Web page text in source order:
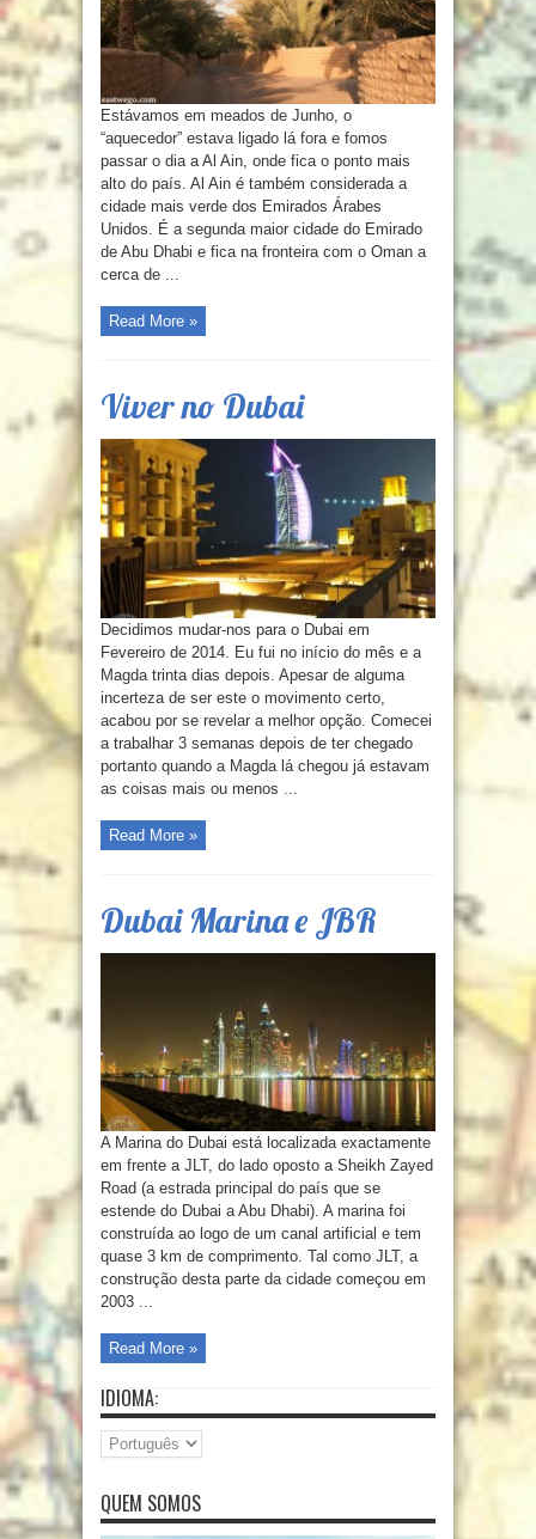
Estávamos em meados de Junho, o
“aquecedor” estava ligado lá fora e fomos
passar o dia a Al Ain, onde fica o ponto mais
alto do país. Al Ain é também considerada a
cidade mais verde dos Emirados Árabes
Unidos. É a segunda maior cidade do Emirado
de Abu Dhabi e fica na fronteira com o Oman a
cerca de ...
Read More »
Viver no Dubai
Decidimos mudar-nos para o Dubai em
Fevereiro de 2014. Eu fui no início do mês e a
Magda trinta dias depois. Apesar de alguma
incerteza de ser este o movimento certo,
acabou por se revelar a melhor opção. Comecei
a trabalhar 3 semanas depois de ter chegado
portanto quando a Magda lá chegou já estavam
as coisas mais ou menos ...
Read More »
Dubai Marina e JBR
A Marina do Dubai está localizada exactamente
em frente a JLT, do lado oposto a Sheikh Zayed
Road (a estrada principal do país que se
estende do Dubai a Abu Dhabi). A marina foi
construída ao logo de um canal artificial e tem
quase 3 km de comprimento. Tal como JLT, a
construção desta parte da cidade começou em
2003 ...
Read More »
IDIOMA:
QUEM SOMOS